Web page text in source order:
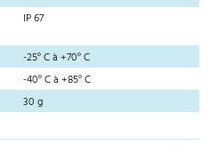
IP 67
-25° C à +70° C
-40° C à +85° C
30 g